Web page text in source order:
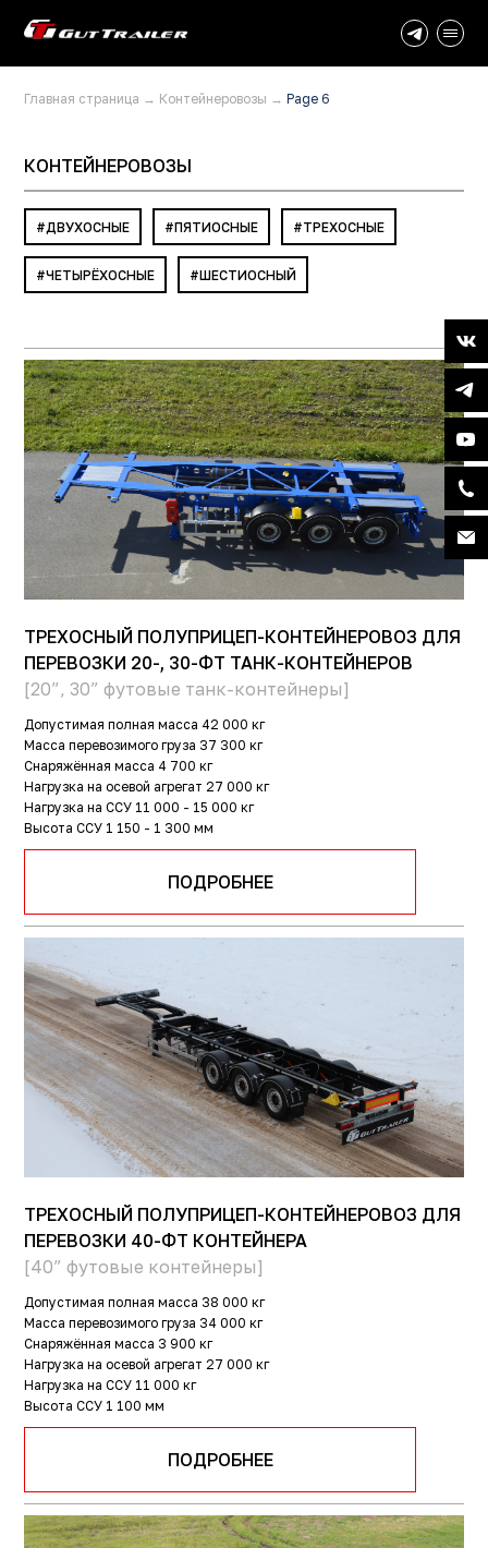
Главная страница → Контейнеровозы →Page 6
КОНТЕЙНЕРОВОЗЫ
ДВУХОСНЫЕ ПЯТИОСНЫЕ ТРЕХОСНЫЕ
ЧЕТЫРЁХОСНЫЕ ШЕСТИОСНЫЙ
ТРЕХОСНЫЙ ПОЛУПРИЦЕП-КОНТЕЙНЕРОВОЗ ДЛЯ
ПЕРЕВОЗКИ 20-, 30-ФТ ТАНК-КОНТЕЙНЕРОВ
[20”, 30” футовые танк-контейнеры]
Допустимая полная масса 42 000 кг
Масса перевозимого груза 37 300 кг
Снаряжённая масса 4 700 кг
Нагрузка на осевой агрегат 27 000 кг
Нагрузка на ССУ 11 000 - 15 000 кг
Высота ССУ 1 150 - 1 300 мм
ПОДРОБНЕЕ
ТРЕХОСНЫЙ ПОЛУПРИЦЕП-КОНТЕЙНЕРОВОЗ ДЛЯ
ПЕРЕВОЗКИ 40-ФТ КОНТЕЙНЕРА
[40” футовые контейнеры]
Допустимая полная масса 38 000 кг
Масса перевозимого груза 34 000 кг
Снаряжённая масса 3 900 кг
Нагрузка на осевой агрегат 27 000 кг
Нагрузка на ССУ 11 000 кг
Высота ССУ 1 100 мм
ПОДРОБНЕЕ